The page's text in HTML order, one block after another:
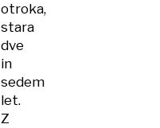
otroka,
stara
dve
in
sedem
let.
Z